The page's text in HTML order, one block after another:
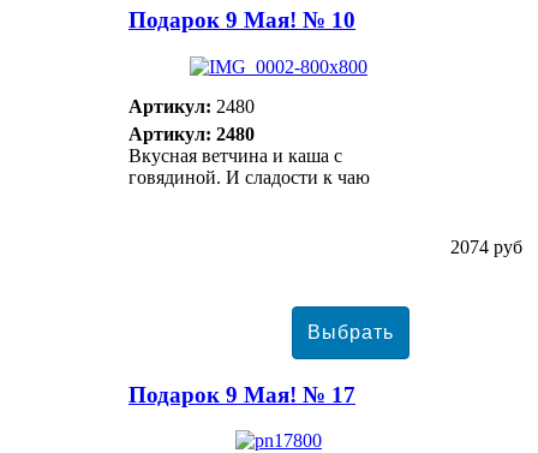
Подарок 9 Мая! № 10
Артикул: 2480
Артикул: 2480
Вкусная ветчина и каша с
говядиной. И сладости к чаю
2074 руб
Подарок 9 Мая! № 17